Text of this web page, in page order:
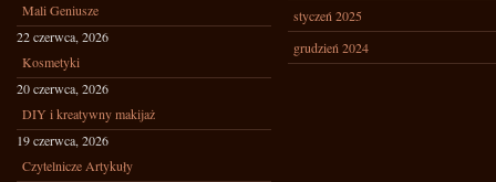
Mali Geniusze
22 czerwca, 2026
Kosmetyki
20 czerwca, 2026
DIY i kreatywny makijaż
19 czerwca, 2026
Czytelnicze Artykuły
styczeń 2025
grudzień 2024